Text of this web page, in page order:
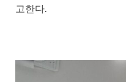
고한다.